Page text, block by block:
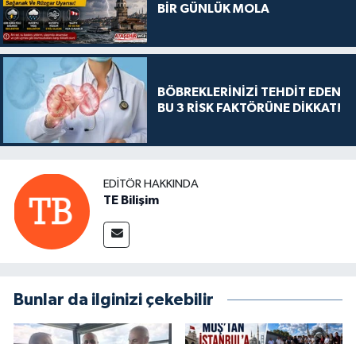
BİR GÜNLÜK MOLA
BÖBREKLERİNİZİ TEHDİT EDEN
BU 3 RİSK FAKTÖRÜNE DİKKAT!
EDITÖR HAKKINDA
TE Bilişim
Bunlar da ilginizi çekebilir